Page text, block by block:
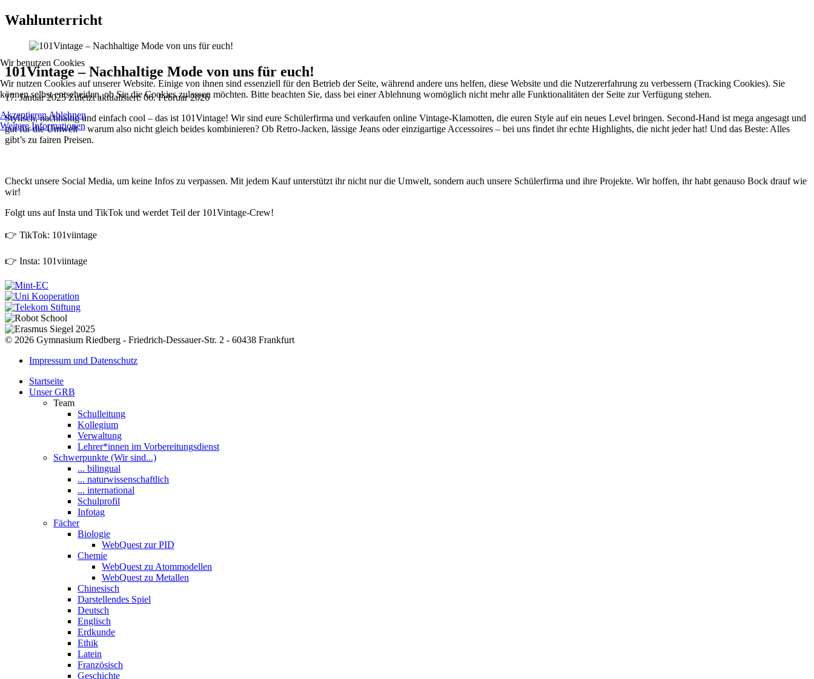
Wahlunterricht
101Vintage – Nachhaltige Mode von uns für euch!
17. Januar 2025Zuletzt aktualisiert: 06. Februar 2026
Stylisch, nachhaltig und einfach cool – das ist 101Vintage! Wir sind eure Schülerfirma und verkaufen online Vintage-Klamotten, die euren Style auf ein neues Level bringen. Second-Hand ist mega angesagt und
gut für die Umwelt – warum also nicht gleich beides kombinieren? Ob Retro-Jacken, lässige Jeans oder einzigartige Accessoires – bei uns findet ihr echte Highlights, die nicht jeder hat! Und das Beste: Alles
gibt’s zu fairen Preisen.
Checkt unsere Social Media, um keine Infos zu verpassen. Mit jedem Kauf unterstützt ihr nicht nur die Umwelt, sondern auch unsere Schülerfirma und ihre Projekte. Wir hoffen, ihr habt genauso Bock drauf wie
wir!
Folgt uns auf Insta und TikTok und werdet Teil der 101Vintage-Crew!
👉 TikTok: 101viintage
👉 Insta: 101viintage
© 2026 Gymnasium Riedberg - Friedrich-Dessauer-Str. 2 - 60438 Frankfurt
Impressum und Datenschutz
Startseite
Unser GRB
Team
Schulleitung
Kollegium
Verwaltung
Lehrer*innen im Vorbereitungsdienst
Schwerpunkte (Wir sind...)
... bilingual
... naturwissenschaftlich
... international
Schulprofil
Infotag
Fächer
Biologie
WebQuest zur PID
Chemie
WebQuest zu Atommodellen
WebQuest zu Metallen
Chinesisch
Darstellendes Spiel
Deutsch
Englisch
Erdkunde
Ethik
Latein
Französisch
Geschichte
Wir benutzen Cookies
Wir nutzen Cookies auf unserer Website. Einige von ihnen sind essenziell für den Betrieb der Seite, während andere uns helfen, diese Website und die Nutzererfahrung zu verbessern (Tracking Cookies). Sie
können selbst entscheiden, ob Sie die Cookies zulassen möchten. Bitte beachten Sie, dass bei einer Ablehnung womöglich nicht mehr alle Funktionalitäten der Seite zur Verfügung stehen.
Akzeptieren Ablehnen
Weitere Informationen